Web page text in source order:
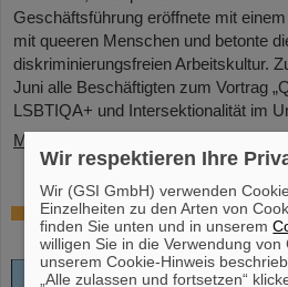
Geschäftsführung eröffnete mit
mit queeren Menschen und betonte
diskriminierungsfreien Arbeitskultur.
Juni alle Beschäftigten zum Vortrag
LSBTIQA+ und Intersektionalität im
Mehr »
Open-Access-Buch
– Scientist and
Wir respektieren Ihre
Wir (GSI GmbH) verwenden
Einzelheiten zu den Arten von
finden Sie unten und in unserem
willigen Sie in die Verwendung von
unserem Cookie-Hinweis
„Alle zulassen und fortsetzen“